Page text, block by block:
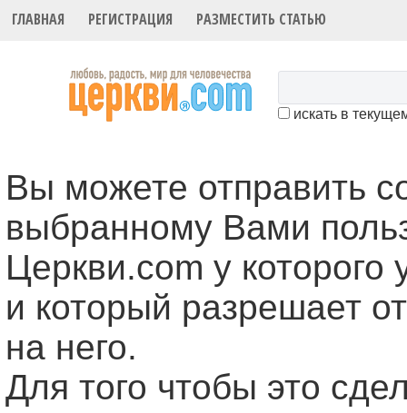
ГЛАВНАЯ РЕГИСТРАЦИЯ РАЗМЕСТИТЬ СТАТЬЮ
искать в
Вы можете отправить
выбранному Вами
Церкви.com у которого
и который разрешает
на него.
Для того чтобы это